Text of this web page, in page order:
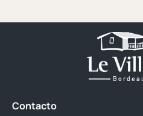
Contacto